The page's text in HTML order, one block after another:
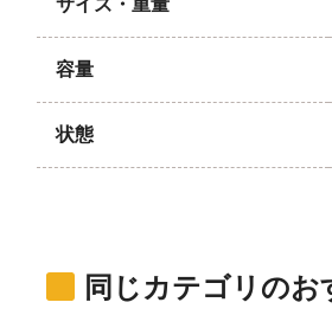
容量
状態
同じカテゴリのお